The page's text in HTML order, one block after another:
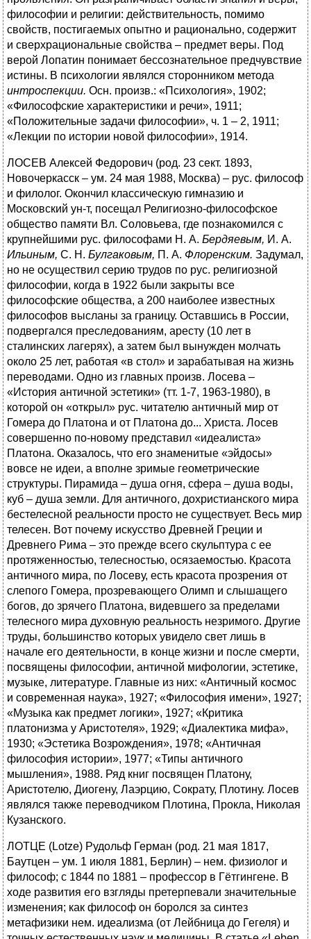
философии и религии: действительность, помимо
свойств, постигаемых опытно и рационально, содержит
и сверхрациональные свойства – предмет веры. Под
верой Лопатин понимает бессознательное предчувствие
истины. В психологии являлся сторонником метода
интроспекции. Осн. произв.: «Психология», 1902;
«Философские характеристики и речи», 1911;
«Положительные задачи философии», ч. 1 – 2, 1911;
«Лекции по истории новой философии», 1914.
ЛОСЕВ Алексей Федорович (род. 23 сект. 1893,
Новочеркасск – ум. 24 мая 1988, Москва) – рус. философ
и филолог. Окончил классическую гимназию и
Московский ун-т, посещал Религиозно-философское
общество памяти Вл. Соловьева, где познакомился с
крупнейшими рус. философами Н. А. Бердяевым, И. А.
Ильиным, С. Н. Булгаковым, П. А. Флоренским. Задумал,
но не осуществил серию трудов по рус. религиозной
философии, когда в 1922 были закрыты все
философские общества, а 200 наиболее известных
философов высланы за границу. Оставшись в России,
подвергался преследованиям, аресту (10 лет в
сталинских лагерях), а затем был вынужден молчать
около 25 лет, работая «в стол» и зарабатывая на жизнь
переводами. Одно из главных произв. Лосева –
«История античной эстетики» (тт. 1-7, 1963-1980), в
которой он «открыл» рус. читателю античный мир от
Гомера до Платона и от Платона до... Христа. Лосев
совершенно по-новому представил «идеалиста»
Платона. Оказалось, что его знаменитые «эйдосы»
вовсе не идеи, а вполне зримые геометрические
структуры. Пирамида – душа огня, сфера – душа воды,
куб – душа земли. Для античного, дохристианского мира
бестелесной реальности просто не существует. Весь мир
телесен. Вот почему искусство Древней Греции и
Древнего Рима – это прежде всего скульптура с ее
протяженностью, телесностью, осязаемостью. Красота
античного мира, по Лосеву, есть красота прозрения от
слепого Гомера, прозревающего Олимп и слышащего
богов, до зрячего Платона, видевшего за пределами
телесного мира духовную реальность незримого. Другие
труды, большинство которых увидело свет лишь в
начале его деятельности, в конце жизни и после смерти,
посвящены философии, античной мифологии, эстетике,
музыке, литературе. Главные из них: «Античный космос
и современная наука», 1927; «Философия имени», 1927;
«Музыка как предмет логики», 1927; «Критика
платонизма у Аристотеля», 1929; «Диалектика мифа»,
1930; «Эстетика Возрождения», 1978; «Античная
философия истории», 1977; «Типы античного
мышления», 1988. Ряд книг посвящен Платону,
Аристотелю, Диогену, Лаэрцию, Сократу, Плотину. Лосев
являлся также переводчиком Плотина, Прокла, Николая
Кузанского.
ЛОТЦЕ (Lotze) Рудольф Герман (род. 21 мая 1817,
Баутцен – ум. 1 июля 1881, Берлин) – нем. физиолог и
философ; с 1844 по 1881 – профессор в Гётгингене. В
ходе развития его взгляды претерпевали значительные
изменения; как философ он боролся за синтез
метафизики нем. идеализма (от Лейбница до Гегеля) и